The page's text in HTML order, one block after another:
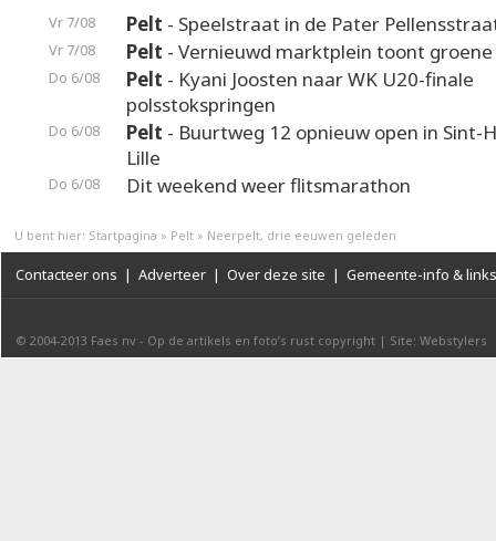
Vr 7/08 Pelt - Speelstraat in de Pater
Vr 7/08 Pelt - Vernieuwd marktplein toont
Do 6/08 Pelt - Kyani Joosten naar WK U20-finale
polsstokspringen
Do 6/08 Pelt - Buurtweg 12 opnieuw open in Sint-
Lille
Do 6/08 Dit weekend weer flitsmarathon
U bent hier: Startpagina » Pelt » Neerpelt, drie eeuwen geleden
Contacteer ons | Adverteer | Over deze site | Gemeente-info & links
© 2004-2013 Faes nv - Op de artikels en foto’s rust copyright | Site: Webstylers